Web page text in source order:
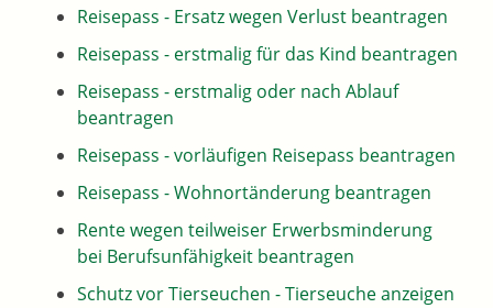
Reisepass - Ersatz wegen Verlust beantragen
Reisepass - erstmalig für das Kind beantragen
Reisepass - erstmalig oder nach Ablauf
beantragen
Reisepass - vorläufigen Reisepass beantragen
Reisepass - Wohnortänderung beantragen
Rente wegen teilweiser Erwerbsminderung
bei Berufsunfähigkeit beantragen
Schutz vor Tierseuchen - Tierseuche anzeigen